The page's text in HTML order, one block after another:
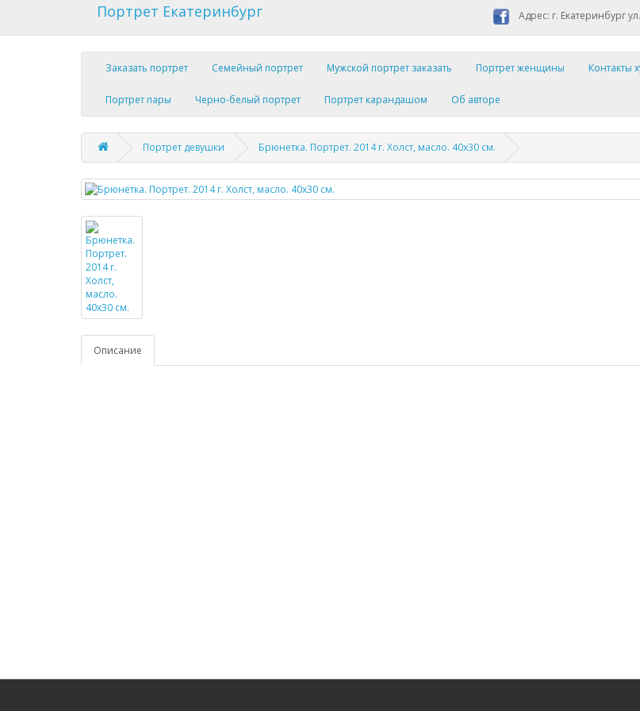
Портрет Екатеринбург Адрес: г. Екатеринбург
Заказать портрет Семейный портрет Мужской портрет заказать Портрет женщины Контакты
Портрет пары Черно-белый портрет Портрет карандашом Об авторе
Портрет девушки Брюнетка. Портрет. 2014 г. Холст, масло. 40х30 см.
Описание